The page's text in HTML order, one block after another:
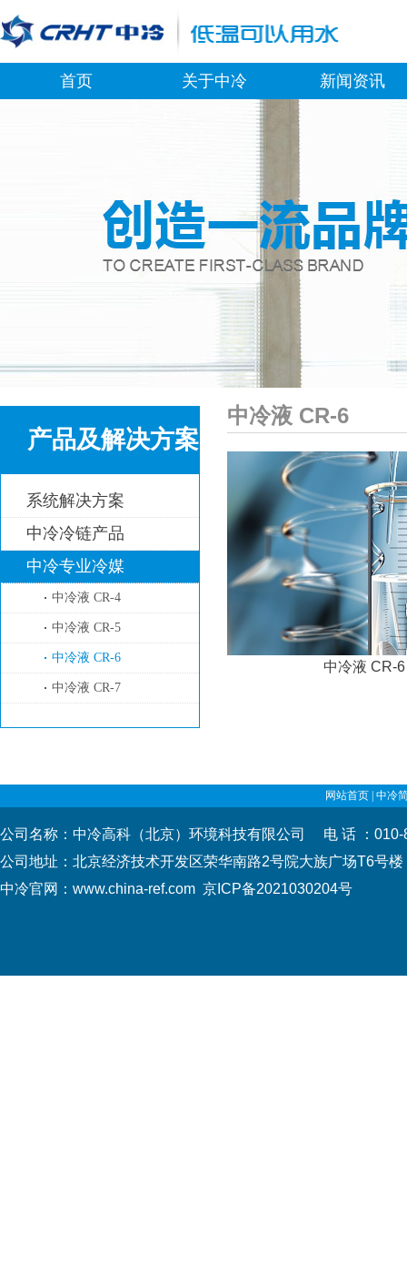
首页 关于中冷 新闻资讯
产品及解决方案
系统解决方案
中冷冷链产品
中冷专业冷媒
中冷液 CR-4
中冷液 CR-5
中冷液 CR-6
中冷液 CR-7
中冷液 CR-6
中冷液 CR-6
网站首页 中冷
公司名称：中冷高科（北京）环境科技有限公司 电 话 ：010-
公司地址：北京经济技术开发区荣华南路2号院大族广场
中冷官网：www.china-ref.com 京ICP备2021030204号